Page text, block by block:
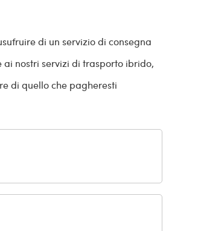
di un servizio di consegna
nostri servizi di trasporto ibrido,
di quello che pagheresti